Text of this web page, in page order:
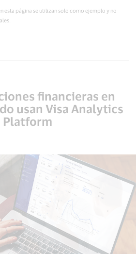
esta página se utilizan solo como ejemplo y no
financieras en
usan Visa Analytics
Platform